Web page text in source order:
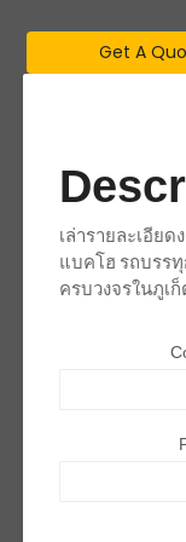
Get A
เล่ารายละเอีย
แบคโฮ รถบรร
ครบวงจรในภูเ